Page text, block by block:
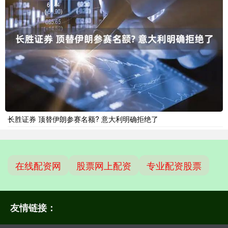
长胜证券 顶替伊朗参赛名额? 意大利明确拒绝了
在线配资网 股票网上配资 专业配资股票
友情链接：